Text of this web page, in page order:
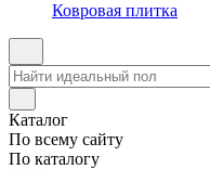
Ковровая плитка
Каталог
По всему сайту
По каталогу